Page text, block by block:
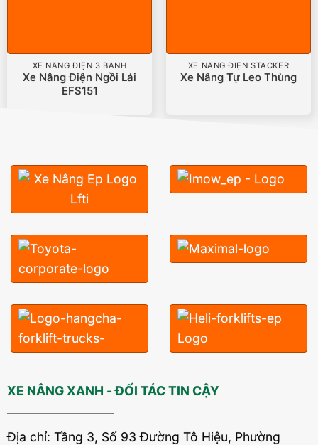
XE NÂNG ĐIỆN 3 BÁNH
Xe Nâng Điện Ngồi Lái
EFS151
XE NÂNG ĐIỆN STACKER
Xe Nâng Tự Leo Thùng
XE NÂNG XANH - ĐỐI TÁC TIN CẬY
Địa chỉ: Tầng 3, Số 93 Đường Tô Hiệu, Phường